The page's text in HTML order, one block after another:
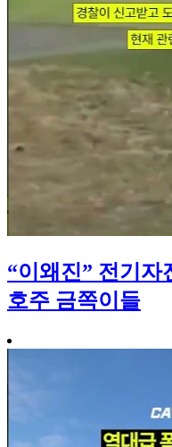
“이왜진” 전기자
호주 금쪽이들